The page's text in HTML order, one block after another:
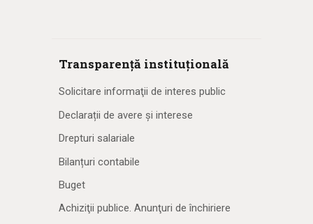
Transparență instituțională
Solicitare informaţii de interes public
Declarații de avere și interese
Drepturi salariale
Bilanțuri contabile
Buget
Achiziţii publice. Anunţuri de închiriere